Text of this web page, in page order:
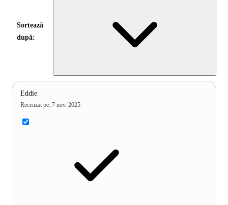
Sortează
după:
Eddie
Recenzat pe: 7 nov. 2025